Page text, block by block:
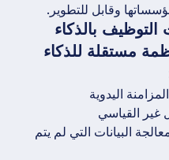
وقابل للتطوير.
بالذكاء
مستقلة للذكاء
اليدوية
القياسي
البيانات التي لم يتم